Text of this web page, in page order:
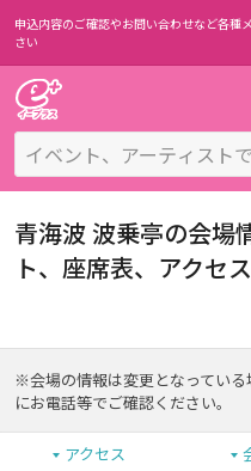
申込内容のご確認やお問い合わせなど各種メ
さい
青海波 波乗亭の会場
ト、座席表、アクセス
※会場の情報は変更となってい
にお電話等でご確認ください。
アクセス